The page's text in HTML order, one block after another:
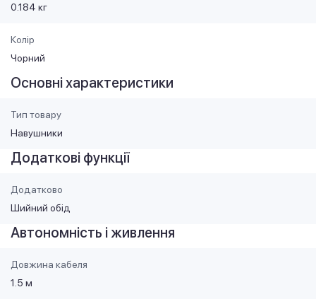
0.184 кг
Колір
Чорний
Основні характеристики
Тип товару
Навушники
Додаткові функції
Додатково
Шийний обід
Автономність і живлення
Довжина кабеля
1.5 м